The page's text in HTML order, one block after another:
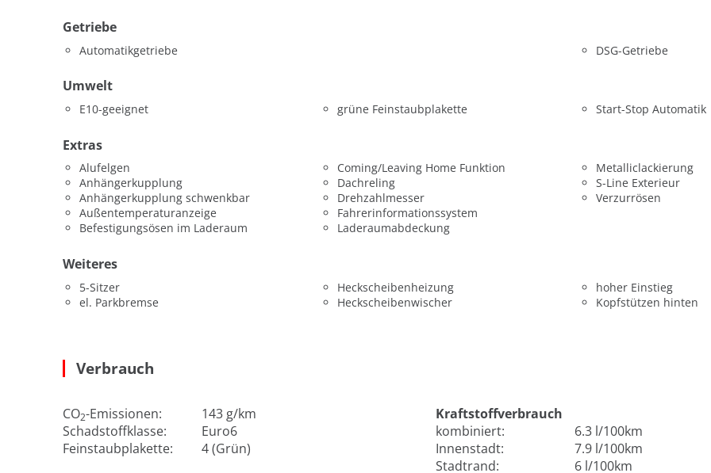
Getriebe
Automatikgetriebe DSG-Getriebe
Umwelt
E10-geeignet grüne Feinstaubplakette Start-Stop Automatik
Extras
Alufelgen
Anhängerkupplung
Anhängerkupplung schwenkbar
Außentemperaturanzeige
Befestigungsösen im Laderaum
Coming/Leaving Home Funktion
Dachreling
Drehzahlmesser
Fahrerinformationssystem
Laderaumabdeckung
Metalliclackierung
S-Line Exterieur
Verzurrösen
Weiteres
5-Sitzer
el. Parkbremse
Heckscheibenheizung
Heckscheibenwischer
hoher Einstieg
Kopfstützen hinten
Verbrauch
CO2-Emissionen:
143 g/km
Schadstoffklasse:
Euro6
Feinstaubplakette:
4 (Grün)
Kraftstoffverbrauch
kombiniert:
6.3 l/100km
Innenstadt:
7.9 l/100km
Stadtrand:
6 l/100km